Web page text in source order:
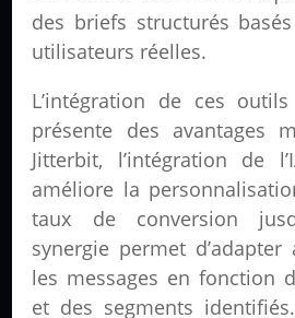
des briefs structurés
utilisateurs réelles.
L’intégration de ces
présente des avantages
Jitterbit, l’intégration de
améliore la
taux de conversion
synergie permet
les messages en fonction
et des segments